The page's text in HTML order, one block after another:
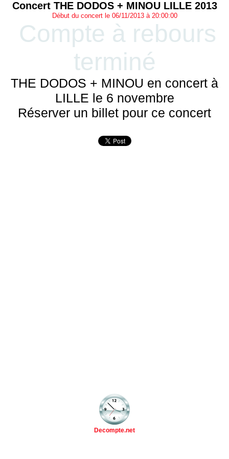
Concert THE DODOS + MINOU LILLE 2013
Début du concert le 06/11/2013 à 20:00:00
Compte à rebours
terminé
THE DODOS + MINOU en concert à
LILLE le 6 novembre
Réserver un billet pour ce concert
Decompte.net